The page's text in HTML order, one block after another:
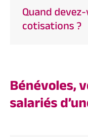
Quand
cotisations ?
Bénévoles,
salariés